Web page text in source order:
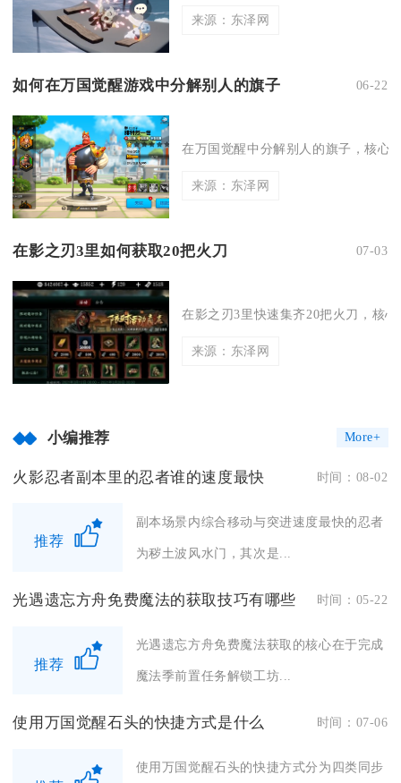
来源：东泽网
如何在万国觉醒游戏中分解别人的旗子 06-22
在万国觉醒中分解别人的旗子，核心
来源：东泽网
在影之刃3里如何获取20把火刀 07-03
在影之刃3里快速集齐20把火刀，核
来源：东泽网
小编推荐 More+
火影忍者副本里的忍者谁的速度最快 时间：08-02
推荐
副本场景内综合移动与突进速度最快的忍者
为秽土波风水门，其次是...
光遇遗忘方舟免费魔法的获取技巧有哪些 时间：05-22
推荐
光遇遗忘方舟免费魔法获取的核心在于完成
魔法季前置任务解锁工坊...
使用万国觉醒石头的快捷方式是什么 时间：07-06
使用万国觉醒石头的快捷方式分为四类同步